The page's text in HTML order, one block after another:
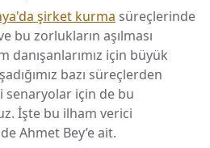
şirket kurma süreçlerinde
bu zorlukların aşılması
danışanlarımız için büyük
bazı süreçlerden
senaryolar için de bu
İşte bu ilham verici
Ahmet Bey’e ait.